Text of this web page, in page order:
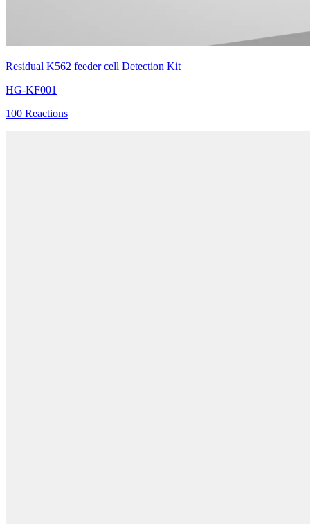
Residual K562 feeder cell Detection Kit
HG-KF001
100 Reactions